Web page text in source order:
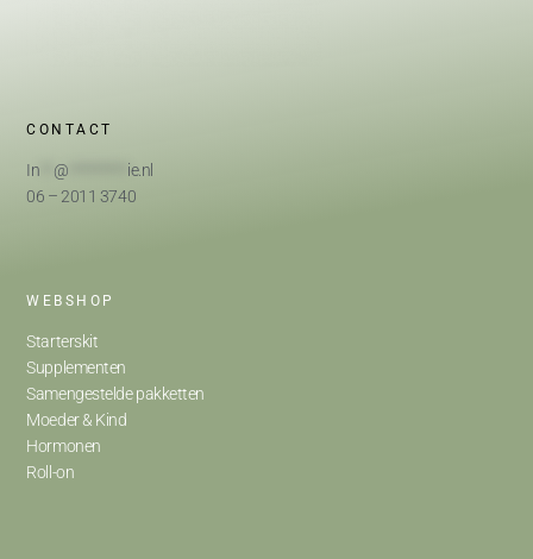
CONTACT
In @
ie.nl
06 – 2011 3740
WEBSHOP
Starterskit
Supplementen
Samengestelde pakketten
Moeder & Kind
Hormonen
Roll-on